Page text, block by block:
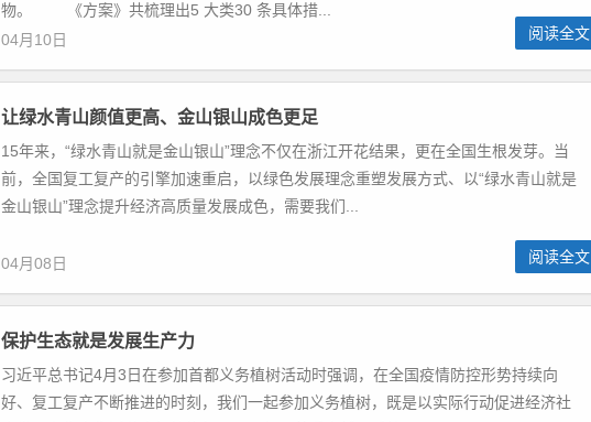
物。 《方案》共梳理出5 大类30 条具体措...
04月10日
阅读全文
让绿水青山颜值更高、金山银山成色更足
15年来，“绿水青山就是金山银山”理念不仅在浙江开花结果，更在全国生根发芽。当
前，全国复工复产的引擎加速重启，以绿色发展理念重塑发展方式、以“绿水青山就是
金山银山”理念提升经济高质量发展成色，需要我们...
04月08日 阅读全文
保护生态就是发展生产力
习近平总书记4月3日在参加首都义务植树活动时强调，在全国疫情防控形势持续向
好、复工复产不断推进的时刻，我们一起参加义务植树，既是以实际行动促进经济社